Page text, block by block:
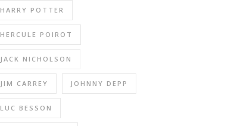
HARRY POTTER
HERCULE POIROT
JACK NICHOLSON
JIM CARREY JOHNNY DEPP
LUC BESSON